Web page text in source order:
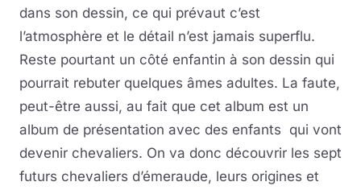
dans son dessin, ce qui prévaut c’est
l’atmosphère et le détail n’est jamais superflu.
Reste pourtant un côté enfantin à son dessin qui
pourrait rebuter quelques âmes adultes. La faute,
peut-être aussi, au fait que cet album est un
album de présentation avec des enfants qui vont
devenir chevaliers. On va donc découvrir les sept
futurs chevaliers d’émeraude, leurs origines et